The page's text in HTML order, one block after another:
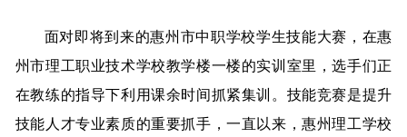
面对即将到来的惠州市中职学校学生技能大赛，在惠
州市理工职业技术学校教学楼一楼的实训室里，选手们正
在教练的指导下利用课余时间抓紧集训。技能竞赛是提升
技能人才专业素质的重要抓手，一直以来，惠州理工学校